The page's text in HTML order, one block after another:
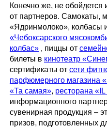
Конечно же, не
от партнеров. Самокаты,
«Ядринмолоко», колбасы
«Чебоксарского
колбас» , пиццы от
билеты в кинотеатр
сертификаты от сети
парфюмерного магазина
«Та самая», ресторана
информационного
сувенирная продукция –
призов, подготовленных